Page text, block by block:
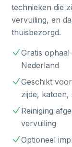
technieken die
vervuiling, en
thuisbezorgd.
Gratis
Nederland
Geschikt
zijde, katoen,
Reiniging
vervuiling
Optioneel